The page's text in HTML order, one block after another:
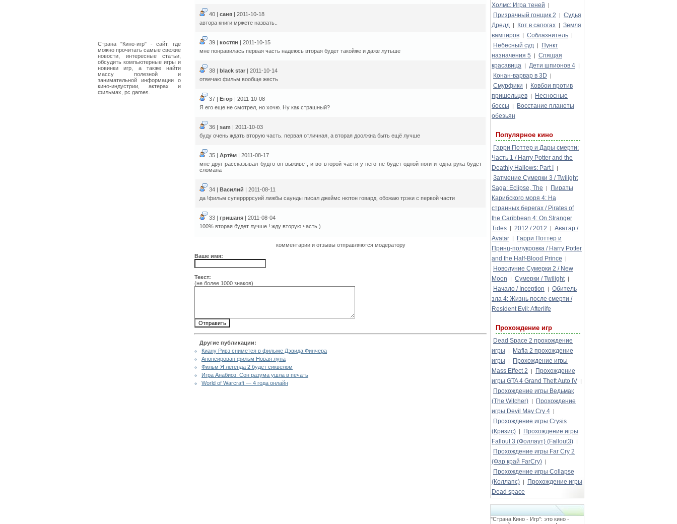
Страна "Кино-игр" - сайт, где
можно прочитать самые свежие
новости, интересные статьи,
обсудить компьютерные игры и
новинки игр, а также найти
массу полезной и
занимательной информации о
кино-индустрии, актерах и
фильмах, pc games.
40 | саня | 2011-10-18
автора книги мржете назвать..
39 | костян | 2011-10-15
мне понравилась первая часть надеюсь вторая будет такойже и даже лутьше
38 | black star | 2011-10-14
отвечаю фильм вообще жесть
37 | Егор | 2011-10-08
Я его еще не смотрел, но хочю. Ну как страшный?
36 | sam | 2011-10-03
буду очень ждать вторую часть. первая отличная, а вторая доолжна быть ещё лучше
35 | Артём | 2011-08-17
мне друг рассказывал будто он выживет, и во второй части у него не будет одной ноги и одна рука будет
сломана
34 | Василий | 2011-08-11
да !фильм суперрррсуий лижбы саунды писал джеймс нютон говард, обожаю трэки с первой части
33 | гришаня | 2011-08-04
100% вторая будет лучше ! жду вторую часть )
комментарии и отзывы отправляются модератору
Ваше имя:
Текст:
(не более 1000 знаков)
Другие публикации:
Киану Ривз снимется в фильме Дэвида Финчера
Анонсирован фильм Новая луна
Фильм Я легенда 2 будет сиквелом
Игра Анабиоз: Сон разума ушла в печать
World of Warcraft — 4 года онлайн
Холмс: Игра теней
|
Призрачный гонщик 2 | Судья
Дредд | Кот в сапогах | Земля
вампиров | Соблазнитель |
Небесный суд |
Пункт
назначения 5
| Спящая
красавица | Дети шпионов 4 |
Конан-варвар в 3D |
Смурфики |
Ковбои против
пришельцев |
Несносные
боссы
|
Восстание планеты
обезьян
Популярное кино
Гарри Поттер и Дары смерти:
Часть 1 / Harry Potter and the
Deathly Hallows: Part I
|
Затмение Сумерки 3 / Twilight
Saga: Eclipse, The
|
Пираты
Карибского моря 4: На
странных берегах / Pirates of
the Caribbean 4: On Stranger
Tides | 2012 / 2012 | Аватар /
Avatar |
Гарри Поттер и
Принц-полукровка / Harry Potter
and the Half-Blood Prince
|
Новолуние Сумерки 2 / New
Moon
| Сумерки / Twilight |
Начало / Inception | Обитель
зла 4: Жизнь после смерти /
Resident Evil: Afterlife
Прохождение игр
Dead Space 2 прохождение
игры
|
Mafia 2 прохождение
игры
|
Прохождение игры
Mass Effect 2
|
Прохождение
игры GTA 4 Grand Theft Auto IV |
Прохождение игры Ведьмак
(The Witcher) |
Прохождение
игры Devil May Cry 4 |
Прохождение игры Crysis
(Кризис) |
Прохождение игры
Fallout 3 (Фоллаут) (Fallout3) |
Прохождение игры Far Cry 2
(Фар край FarCry) |
Прохождение игры Collapse
(Коллапс) |
Прохождение игры
Dead space
"Страна Кино - Игр": это кино -